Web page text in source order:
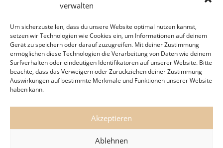
verwalten
Um sicherzustellen, dass du unsere Website optimal nutzen kannst,
setzen wir Technologien wie Cookies ein, um Informationen auf deinem
Gerät zu speichern oder darauf zuzugreifen. Mit deiner Zustimmung
ermöglichen diese Technologien die Verarbeitung von Daten wie deinem
Surfverhalten oder eindeutigen Identifikatoren auf unserer Website. Bitte
beachte, dass das Verweigern oder Zurückziehen deiner Zustimmung
Auswirkungen auf bestimmte Merkmale und Funktionen unserer Website
haben kann.
Akzeptieren
Ablehnen
Stefan Verhasselt
Neues Programm
Termine
Mein Blog
Mein Podcast